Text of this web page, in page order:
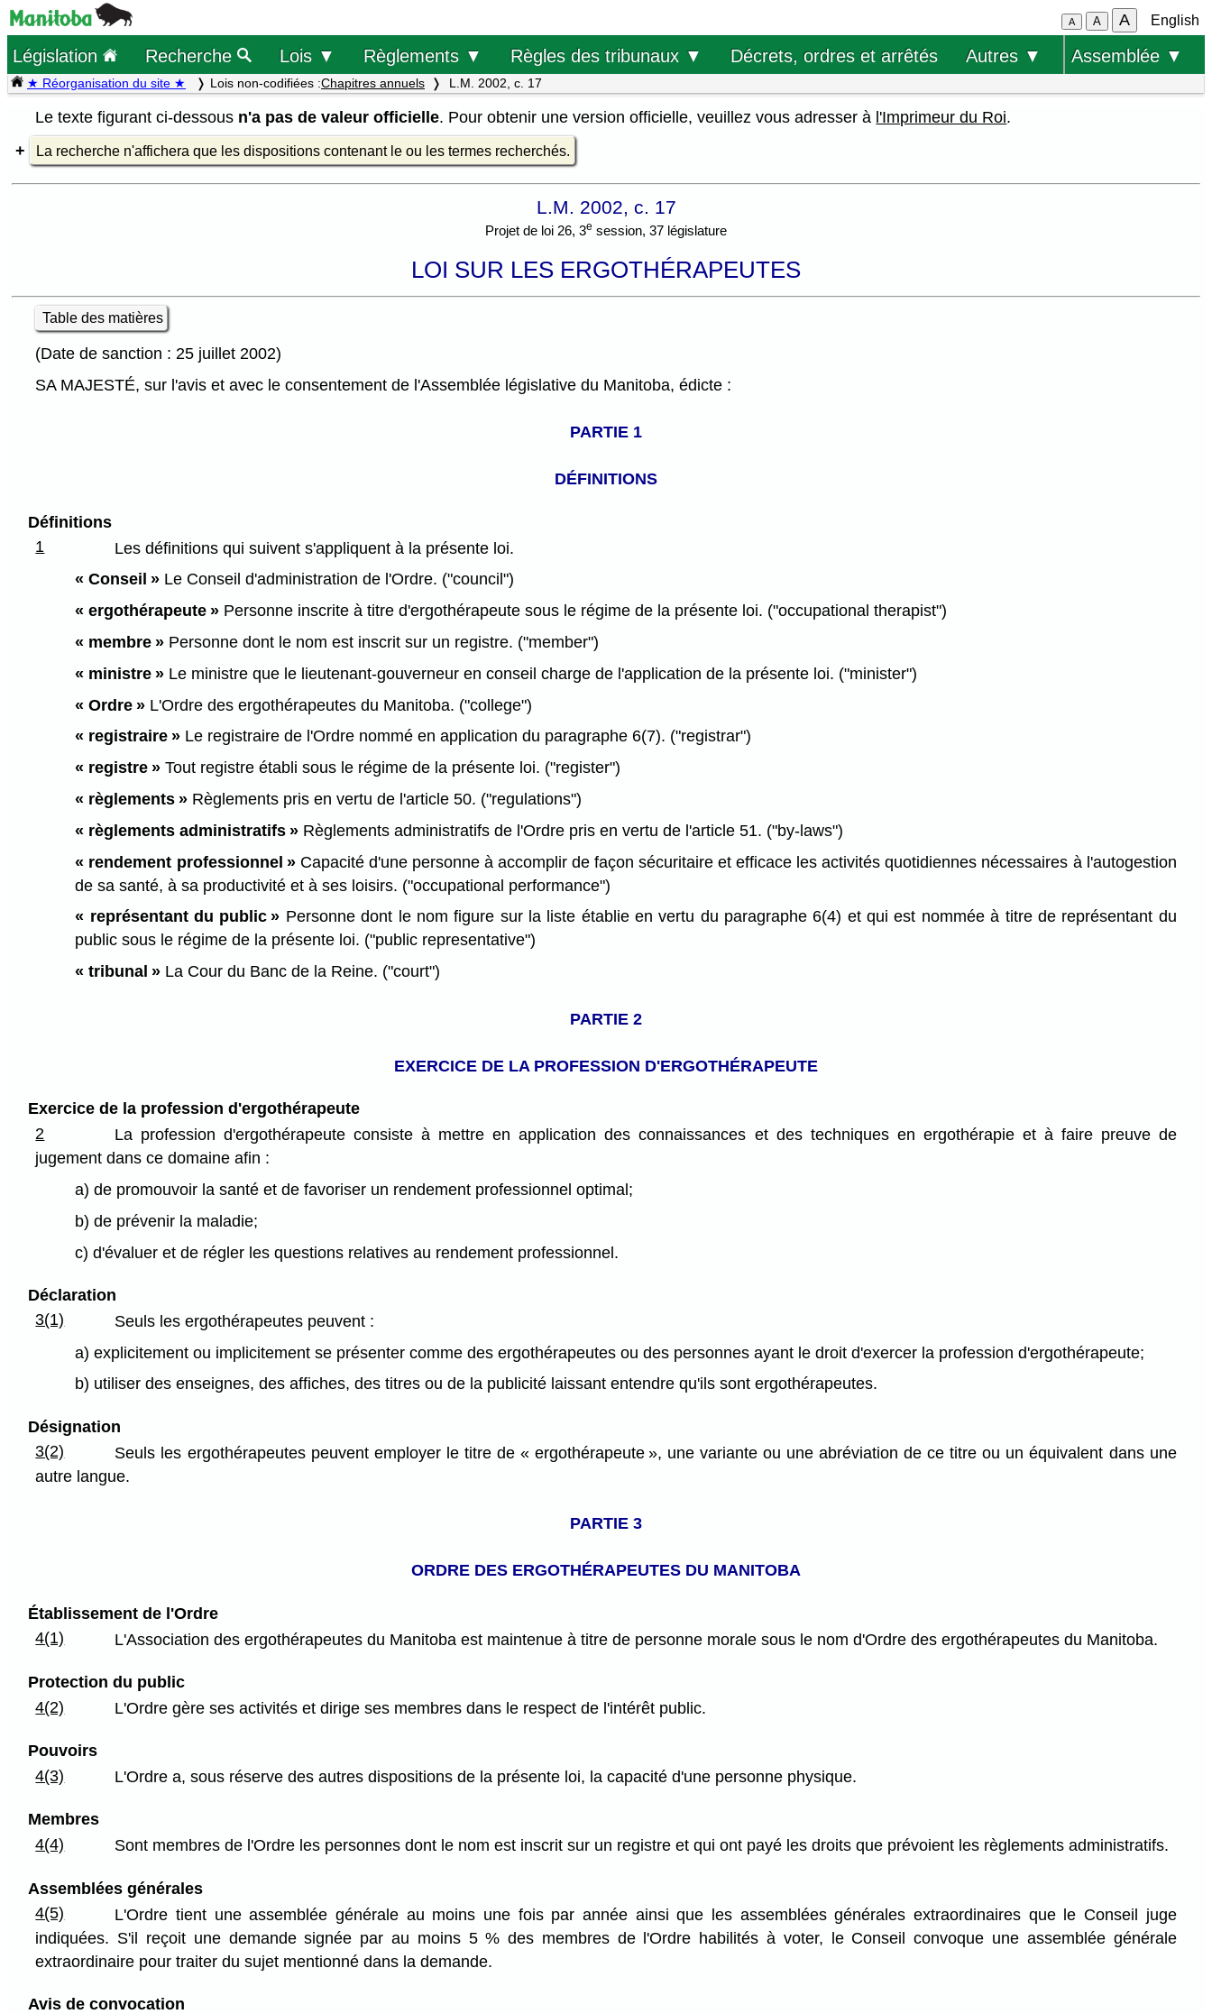
A A A English
Législation Recherche Lois ▼ Règlements ▼ Règles des tribunaux ▼ Décrets, ordres et arrêtés Autres ▼ Assemblée ▼
★ Réorganisation du site ★ Lois non-codifiées :Chapitres annuels L.M. 2002, c. 17
Le texte figurant ci-dessous n'a pas de valeur officielle. Pour obtenir une version officielle, veuillez vous adresser à l'Imprimeur du Roi.
La recherche n'affichera que les dispositions contenant le ou les termes recherchés.
L.M. 2002, c. 17
Projet de loi 26, 3e session, 37 législature
LOI SUR LES ERGOTHÉRAPEUTES
Table des matières
(Date de sanction : 25 juillet 2002)
SA MAJESTÉ, sur l'avis et avec le consentement de l'Assemblée législative du Manitoba, édicte :
PARTIE 1
DÉFINITIONS
Définitions
1
Les définitions qui suivent s'appliquent à la présente loi.
« Conseil » Le Conseil d'administration de l'Ordre. ("council")
« ergothérapeute » Personne inscrite à titre d'ergothérapeute sous le régime de la présente loi. ("occupational therapist")
« membre » Personne dont le nom est inscrit sur un registre. ("member")
« ministre » Le ministre que le lieutenant-gouverneur en conseil charge de l'application de la présente loi. ("minister")
« Ordre » L'Ordre des ergothérapeutes du Manitoba. ("college")
« registraire » Le registraire de l'Ordre nommé en application du paragraphe 6(7). ("registrar")
« registre » Tout registre établi sous le régime de la présente loi. ("register")
« règlements » Règlements pris en vertu de l'article 50. ("regulations")
« règlements administratifs » Règlements administratifs de l'Ordre pris en vertu de l'article 51. ("by-laws")
« rendement professionnel »Capacité d'une personne à accomplir de façon sécuritaire et efficace les activités quotidiennes nécessaires à l'autogestion
de sa santé, à sa productivité et à ses loisirs. ("occupational performance")
« représentant du public » Personne dont le nom figure sur la liste établie en vertu du paragraphe 6(4) et qui est nommée à titre de représentant du
public sous le régime de la présente loi. ("public representative")
« tribunal » La Cour du Banc de la Reine. ("court")
PARTIE 2
EXERCICE DE LA PROFESSION D'ERGOTHÉRAPEUTE
Exercice de la profession d'ergothérapeute
2
La profession d'ergothérapeute consiste à mettre en application des connaissances et des techniques en ergothérapie et à faire preuve de
jugement dans ce domaine afin :
a) de promouvoir la santé et de favoriser un rendement professionnel optimal;
b) de prévenir la maladie;
c) d'évaluer et de régler les questions relatives au rendement professionnel.
Déclaration
3(1)
Seuls les ergothérapeutes peuvent :
a) explicitement ou implicitement se présenter comme des ergothérapeutes ou des personnes ayant le droit d'exercer la profession d'ergothérapeute;
b) utiliser des enseignes, des affiches, des titres ou de la publicité laissant entendre qu'ils sont ergothérapeutes.
Désignation
3(2)
Seuls les ergothérapeutes peuvent employer le titre de « ergothérapeute », une variante ou une abréviation de ce titre ou un équivalent dans une
autre langue.
PARTIE 3
ORDRE DES ERGOTHÉRAPEUTES DU MANITOBA
Établissement de l'Ordre
4(1)
L'Association des ergothérapeutes du Manitoba est maintenue à titre de personne morale sous le nom d'Ordre des ergothérapeutes du Manitoba.
Protection du public
4(2)
L'Ordre gère ses activités et dirige ses membres dans le respect de l'intérêt public.
Pouvoirs
4(3)
L'Ordre a, sous réserve des autres dispositions de la présente loi, la capacité d'une personne physique.
Membres
4(4)
Sont membres de l'Ordre les personnes dont le nom est inscrit sur un registre et qui ont payé les droits que prévoient les règlements administratifs.
Assemblées générales
4(5)
L'Ordre tient une assemblée générale au moins une fois par année ainsi que les assemblées générales extraordinaires que le Conseil juge
indiquées. S'il reçoit une demande signée par au moins 5 % des membres de l'Ordre habilités à voter, le Conseil convoque une assemblée générale
extraordinaire pour traiter du sujet mentionné dans la demande.
Avis de convocation